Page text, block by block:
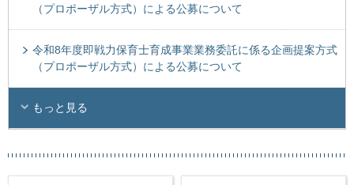
（プロポーザル方式）による公募について
令和8年度即戦力保育士育成事業業務委託に係る企画提案方式
（プロポーザル方式）による公募について
もっと見る